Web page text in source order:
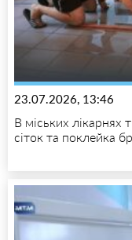
23.07.2026, 13:46
В міських лікарнях
сіток та поклейка